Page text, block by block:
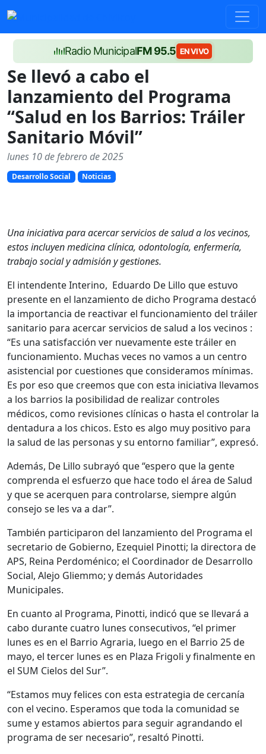
Radio MunicipalFM 95.5 EN VIVO
Se llevó a cabo el
lanzamiento del Programa
“Salud en los Barrios: Tráiler
Sanitario Móvil”
lunes 10 de febrero de 2025
Desarrollo Social Noticias
Una iniciativa para acercar servicios de salud a los vecinos,
estosincluyen medicina clínica, odontología, enfermería,
trabajo social y admisión y gestiones.
El intendente Interino, Eduardo De Lillo que estuvo
presente en el lanzamiento de dicho Programa destacó
la importancia de reactivar el funcionamiento del tráiler
sanitario para acercar servicios de salud a los vecinos :
“Es una satisfacción ver nuevamente este tráiler en
funcionamiento. Muchas veces no vamos a un centro
asistencial por cuestiones que consideramos mínimas.
Es por eso que creemos que con esta iniciativa llevamos
a los barrios la posibilidad de realizar controles
médicos, como revisiones clínicas o hasta el controlar la
dentadura a los chicos. Esto es algo muy positivo para
la salud de las personas y su entorno familiar”, expresó.
Además, De Lillo subrayó que “espero que la gente
comprenda el esfuerzo que hace todo el área de Salud
y que se acerquen para controlarse, siempre algún
consejo se les va a dar”.
También participaron del lanzamiento del Programa el
secretario de Gobierno, Ezequiel Pinotti; la directora de
APS, Reina Perdoménico; el Coordinador de Desarrollo
Social, Alejo Gliemmo; y demás Autoridades
Municipales.
En cuanto al Programa, Pinotti, indicó que se llevará a
cabo durante cuatro lunes consecutivos, “el primer
lunes es en el Barrio Agraria, luego en el Barrio 25 de
mayo, el tercer lunes es en Plaza Frigoli y finalmente en
el SUM Cielos del Sur”.
“Estamos muy felices con esta estrategia de cercanía
con el vecino. Esperamos que toda la comunidad se
sume y estamos abiertos para seguir agrandando el
programa de ser necesario”, resaltó Pinotti.